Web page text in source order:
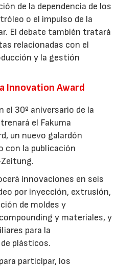
de la dependencia de los
o el impulso de la
El debate también tratará
relacionadas con el
y la gestión
Innovation Award
el 30º aniversario de la
el Fakuma
un nuevo galardón
con la publicación
innovaciones en seis
por inyección, extrusión,
de moldes y
y materiales, y
para la
plásticos.
participar, los